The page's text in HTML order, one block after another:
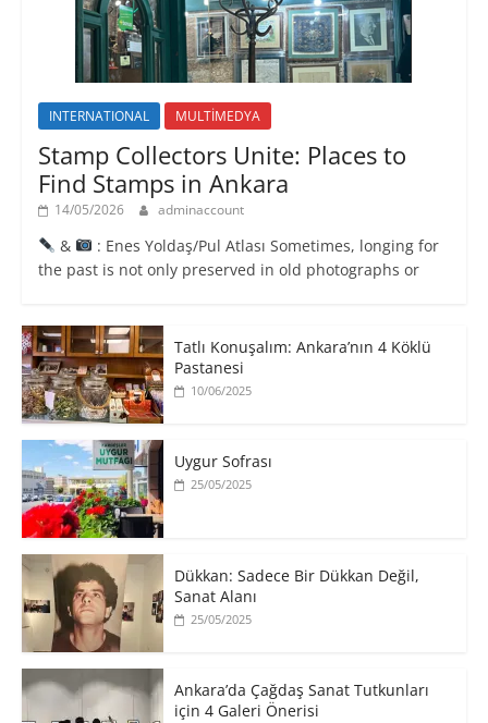
INTERNATIONAL MULTİMEDYA
Stamp Collectors Unite: Places to
Find Stamps in Ankara
14/05/2026 adminaccount
&
: Enes Yoldaş/Pul Atlası Sometimes, longing for
the past is not only preserved in old photographs or
Tatlı Konuşalım: Ankara’nın 4 Köklü
Pastanesi
10/06/2025
Uygur Sofrası
25/05/2025
​Dükkan: Sadece Bir Dükkan Değil,
Sanat Alanı
25/05/2025
Ankara’da Çağdaş Sanat Tutkunları
için 4 Galeri Önerisi